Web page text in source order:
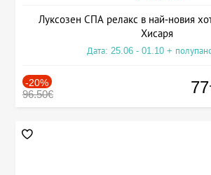
Луксозен СПА релакс в най-новия
Хисаря
Дата: 25.06 - 01.10 +
-20%
96.50€ 77